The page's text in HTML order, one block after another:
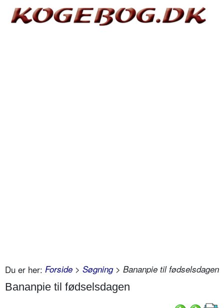
Du er her: Forside > Søgning> Bananpie til fødselsdagen
Bananpie til fødselsdagen